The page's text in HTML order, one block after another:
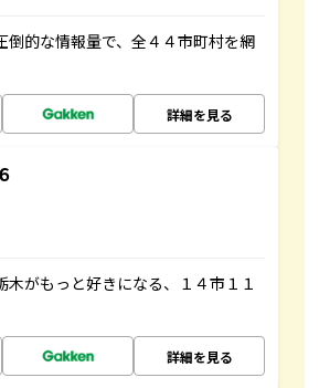
倒的な情報量で、全４４市町村を網
詳細を見る
木がもっと好きになる、１４市１１
詳細を見る